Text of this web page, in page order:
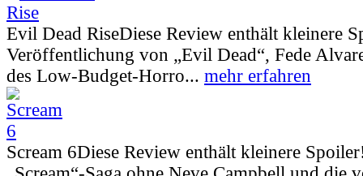
Evil Dead RiseDiese Review enthält kleinere
Veröffentlichung von „Evil Dead“, Fede
des Low-Budget-Horro... mehr erfahren
Scream 6Diese Review enthält kleinere